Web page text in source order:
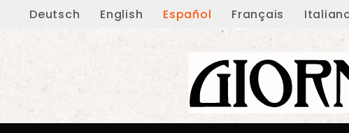
Deutsch English Español Français